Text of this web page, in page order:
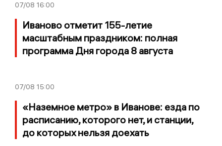
07/08 16:00
Иваново отметит 155-летие
масштабным праздником: полная
программа Дня города 8 августа
07/08 15:00
«Наземное метро» в Иванове: езда по
расписанию, которого нет, и станции,
до которых нельзя доехать